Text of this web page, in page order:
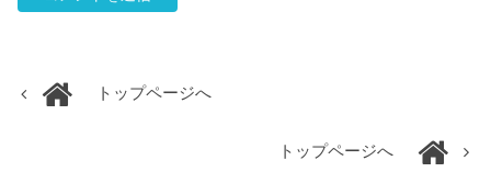
トップページへ
トップページへ